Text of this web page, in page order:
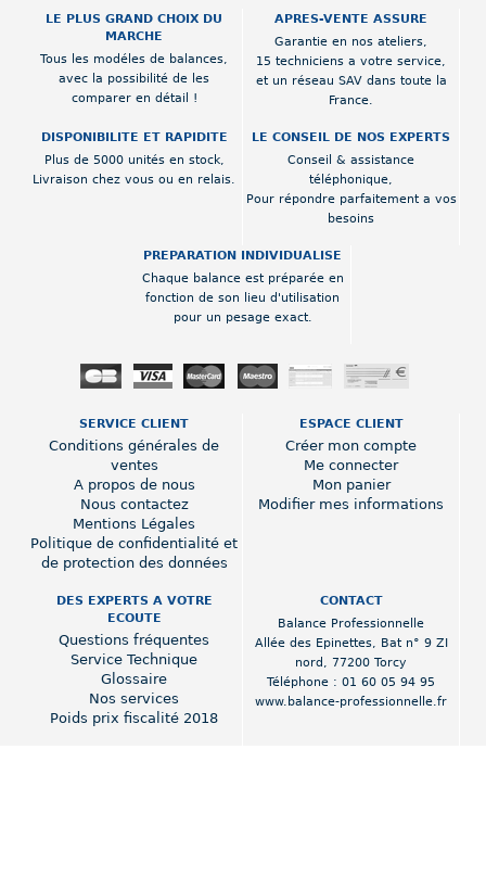
LE PLUS GRAND CHOIX DU
MARCHE
Tous les modéles de balances,
avec la possibilité de les
comparer en détail !
APRES-VENTE ASSURE
Garantie en nos ateliers,
15 techniciens a votre service,
et un réseau SAV dans toute la
France.
DISPONIBILITE ET RAPIDITE
Plus de 5000 unités en stock,
Livraison chez vous ou en relais.
LE CONSEIL DE NOS EXPERTS
Conseil & assistance
téléphonique,
Pour répondre parfaitement a vos
besoins
PREPARATION INDIVIDUALISE
Chaque balance est préparée en
fonction de son lieu d'utilisation
pour un pesage exact.
SERVICE CLIENT
Conditions générales de
ventes
A propos de nous
Nous contactez
Mentions Légales
Politique de confidentialité et
de protection des données
ESPACE CLIENT
Créer mon compte
Me connecter
Mon panier
Modifier mes informations
DES EXPERTS A VOTRE
ECOUTE
Questions fréquentes
Service Technique
Glossaire
Nos services
Poids prix fiscalité 2018
CONTACT
Balance Professionnelle
Allée des Epinettes, Bat n° 9 ZI
nord , 77200 Torcy
Téléphone : 01 60 05 94 95
www.balance-professionnelle.fr